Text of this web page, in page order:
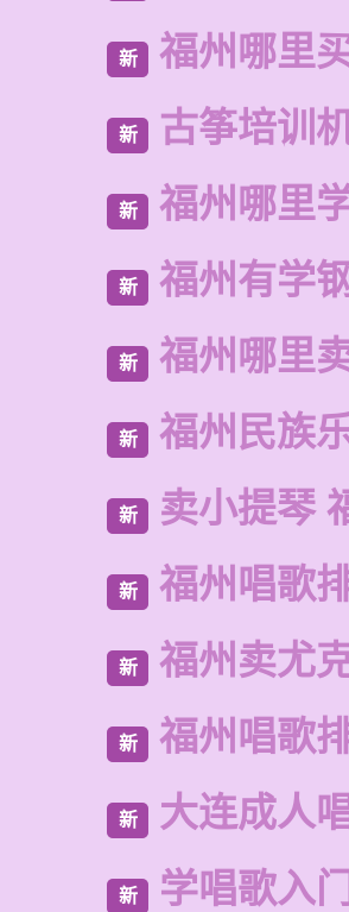
新 福州哪里
新 古筝培训
新 福州哪里
新 福州有学
新 福州哪里
新 福州民族
新 卖小提琴
新 福州唱歌
新 福州卖尤
新 福州唱歌
新 大连成人
新 学唱歌入